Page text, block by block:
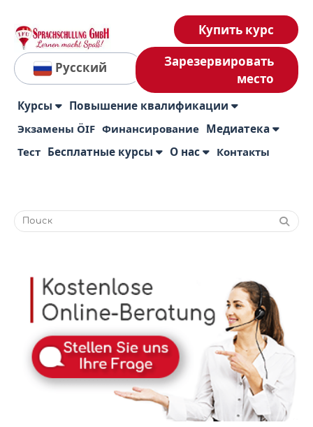
Русский
Купить курс
Зарезервировать
место
Курсы Повышение квалификации
Экзамены ÖIF Финансирование Медиатека
Тест Бесплатные курсы О нас Контакты